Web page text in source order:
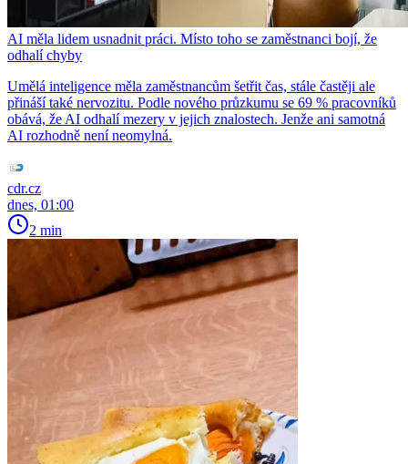
AI měla lidem usnadnit práci. Místo toho se zaměstnanci bojí, že
odhalí chyby
Umělá inteligence měla zaměstnancům šetřit čas, stále častěji ale
přináší také nervozitu. Podle nového průzkumu se 69 % pracovníků
obává, že AI odhalí mezery v jejich znalostech. Jenže ani samotná
AI rozhodně není neomylná.
cdr.cz
dnes, 01:00
2 min